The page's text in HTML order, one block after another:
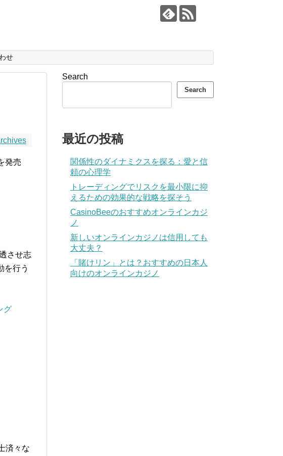
せ
発売
させ志
を行う
済々な
Search
Search
最近の投稿
関係性のダイナミクスを探る：愛と信
頼の心理学
トレーディングでリスクを最小限に抑
えるための効果的な戦略を探そう
CasinoBeeのおすすめオンラインカジ
ノ
新しいオンラインカジノは信用しても
大丈夫？
「賭けリン」とは？おすすめの日本人
向けのオンラインカジノ